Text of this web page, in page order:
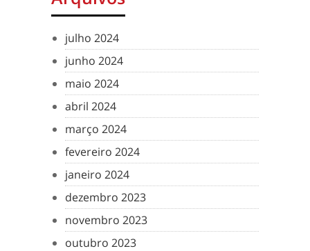
julho 2024
junho 2024
maio 2024
abril 2024
março 2024
fevereiro 2024
janeiro 2024
dezembro 2023
novembro 2023
outubro 2023